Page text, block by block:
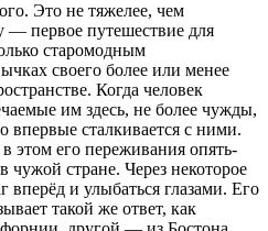
Это не тяжелее, чем
— первое путешествие для
старомодным
своего более или менее
Когда человек
им здесь, не более чужды,
впервые сталкивается с ними.
этом его переживания опять-
стране. Через некоторое
вперёд и улыбаться глазами. Его
такой же ответ, как